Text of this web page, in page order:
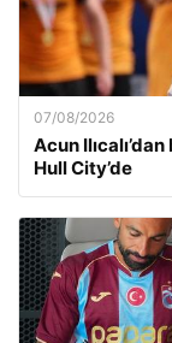
07/08/2026
Acun
Hull City’de